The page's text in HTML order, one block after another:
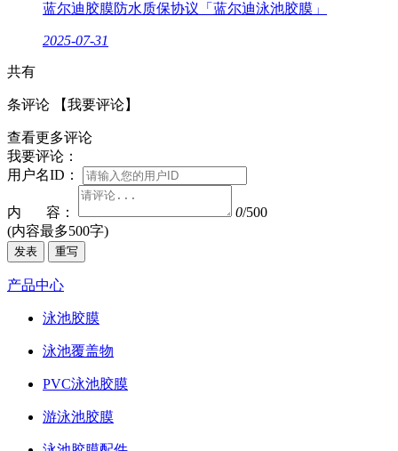
蓝尔迪胶膜防水质保协议「蓝尔迪泳池胶膜」
2025-07-31
共有
条评论 【我要评论】
查看更多评论
我要评论：
用户名ID：
内 容： 0/500
(内容最多500字)
发表 重写
产品中心
泳池胶膜
泳池覆盖物
PVC泳池胶膜
游泳池胶膜